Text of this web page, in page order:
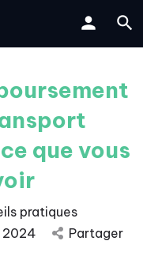
que vous
pratiques
2024 Partager